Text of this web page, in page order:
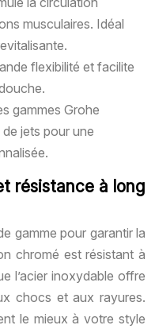
musculaires. Idéal
flexibilité et facilite
gammes Grohe
jets pour une
résistance à long
gamme pour garantir la
chromé est résistant à
l’acier inoxydable offre
chocs et aux rayures.
le mieux à votre style